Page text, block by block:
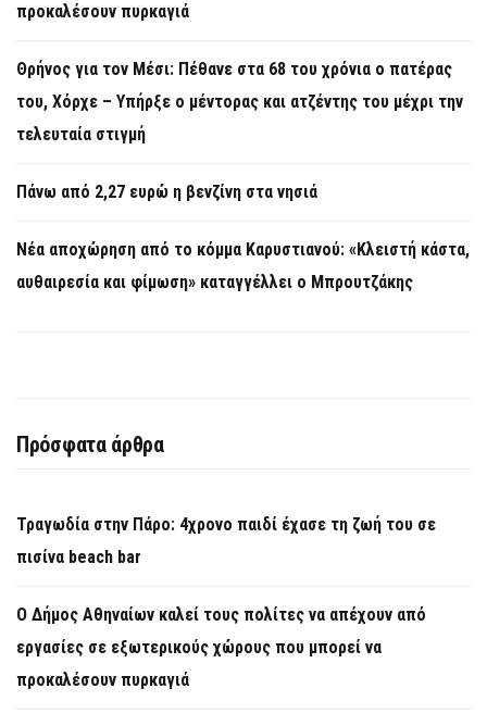
προκαλέσουν πυρκαγιά
Θρήνος για τον Μέσι: Πέθανε στα 68 του χρόνια ο πατέρας
του, Χόρχε – Υπήρξε ο μέντορας και ατζέντης του μέχρι την
τελευταία στιγμή
Πάνω από 2,27 ευρώ η βενζίνη στα νησιά
Νέα αποχώρηση από το κόμμα Καρυστιανού: «Κλειστή κάστα,
αυθαιρεσία και φίμωση» καταγγέλλει ο Μπρουτζάκης
Πρόσφατα άρθρα
Τραγωδία στην Πάρο: 4χρονο παιδί έχασε τη ζωή του σε
πισίνα beach bar
Ο Δήμος Αθηναίων καλεί τους πολίτες να απέχουν από
εργασίες σε εξωτερικούς χώρους που μπορεί να
προκαλέσουν πυρκαγιά